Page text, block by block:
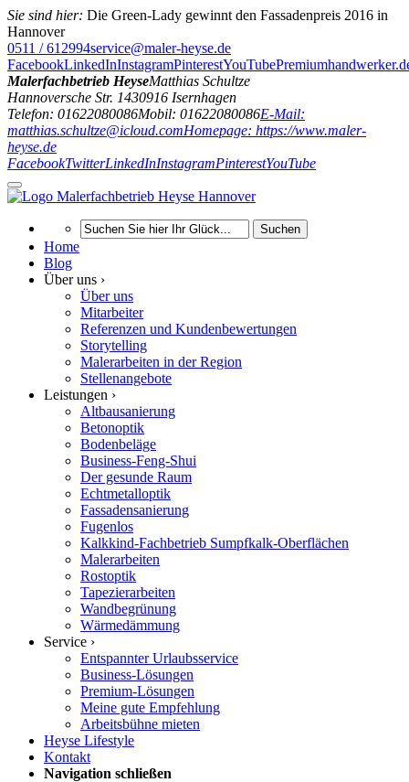
Sie sind hier: Die Green-Lady gewinnt den Fassadenpreis 2016 in
Hannover
0511 / 612994service@maler-heyse.de
FacebookLinkedInInstagramPinterestYouTube
Malerfachbetrieb HeyseMatthias Schultze
Hannoversche Str. 1430916 Isernhagen
Telefon: 01622080086Mobil: 01622080086E-Mail:
matthias.schultze@icloud.comHomepage: https://www.maler-
heyse.de
FacebookTwitterLinkedInInstagramPinterestYouTube
Suchen
Home
Blog
Über uns ›
Über uns
Mitarbeiter
Referenzen und Kundenbewertungen
Storytelling
Malerarbeiten in der Region
Stellenangebote
Leistungen ›
Altbausanierung
Betonoptik
Bodenbeläge
Business-Feng-Shui
Der gesunde Raum
Echtmetalloptik
Fassadensanierung
Fugenlos
Kalkkind-Fachbetrieb Sumpfkalk-Oberflächen
Malerarbeiten
Rostoptik
Tapezierarbeiten
Wandbegrünung
Wärmedämmung
Service ›
Entspannter Urlaubsservice
Business-Lösungen
Premium-Lösungen
Meine gute Empfehlung
Arbeitsbühne mieten
Heyse Lifestyle
Kontakt
Navigation schließen